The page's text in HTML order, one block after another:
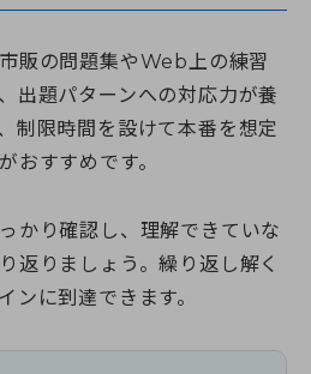
販の問題集やWeb上の練習
出題パターンへの対応力が養
制限時間を設けて本番を想定
おすすめです。
かり確認し、理解できていな
返りましょう。繰り返し解く
ンに到達できます。